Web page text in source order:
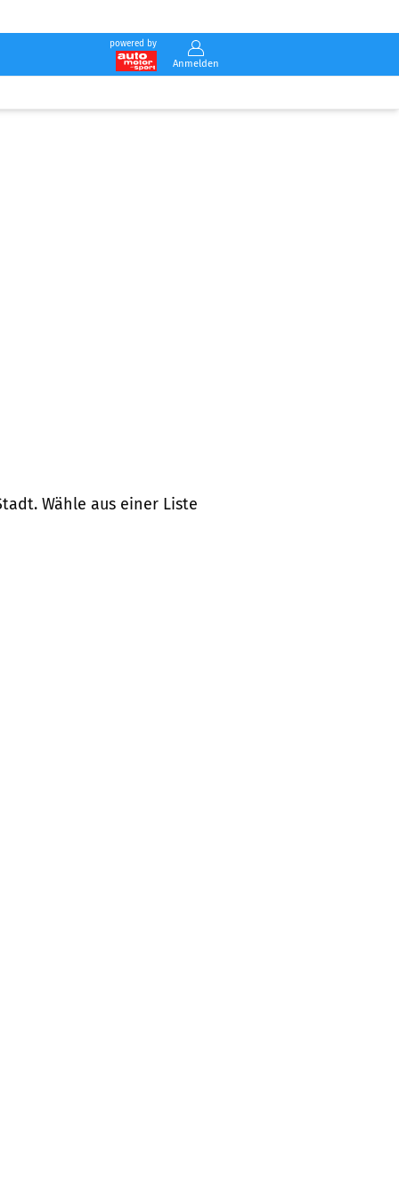
powered by
Anmelden
Wähle aus einer Liste